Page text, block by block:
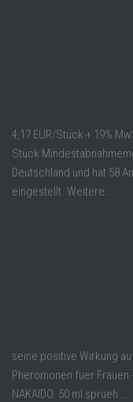
4,17 EUR/Stück + 19%
Stück
Deutschland und hat 58
eingestellt. Weitere ...
seine positive Wirkung
Pheromonen fuer Frauen
NAKAIDO. 50 ml sprueh ...